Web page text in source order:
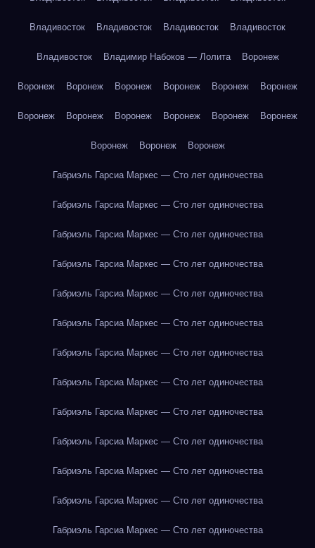
Владивосток Владивосток Владивосток Владивосток
Владивосток Владимир Набоков — Лолита Воронеж
Воронеж Воронеж Воронеж Воронеж Воронеж Воронеж
Воронеж Воронеж Воронеж Воронеж Воронеж Воронеж
Воронеж Воронеж Воронеж
Габриэль Гарсиа Маркес — Сто лет одиночества
Габриэль Гарсиа Маркес — Сто лет одиночества
Габриэль Гарсиа Маркес — Сто лет одиночества
Габриэль Гарсиа Маркес — Сто лет одиночества
Габриэль Гарсиа Маркес — Сто лет одиночества
Габриэль Гарсиа Маркес — Сто лет одиночества
Габриэль Гарсиа Маркес — Сто лет одиночества
Габриэль Гарсиа Маркес — Сто лет одиночества
Габриэль Гарсиа Маркес — Сто лет одиночества
Габриэль Гарсиа Маркес — Сто лет одиночества
Габриэль Гарсиа Маркес — Сто лет одиночества
Габриэль Гарсиа Маркес — Сто лет одиночества
Габриэль Гарсиа Маркес — Сто лет одиночества